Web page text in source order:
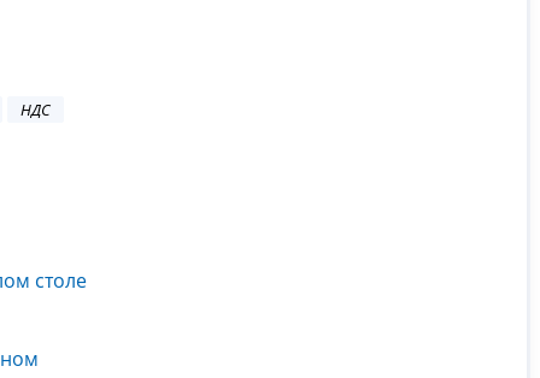
НДС
столе